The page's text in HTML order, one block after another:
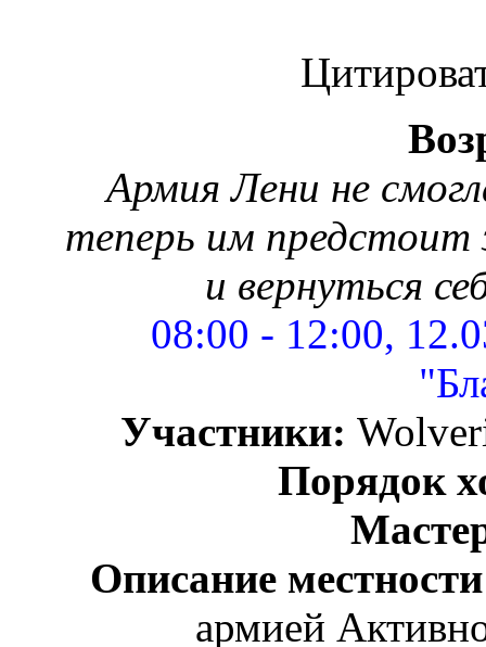
Армия Лени не
теперь им предстоит
и вернуться
08:00 - 12:00,
Участники:
Порядок
Описание
армией